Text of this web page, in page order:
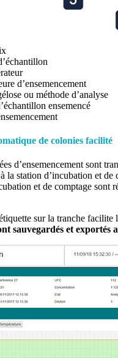
d’ensemencement
ou méthode d’analyse
ensemencé
de colonies facilité
d’ense­men­cement sont
la station d’incubation et de
et de comptage sont
sur la tranche facilite
sauvegardés et exportés